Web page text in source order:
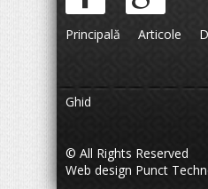
Principală Articole
Ghid
© All Rights Reserved
Web design Punct